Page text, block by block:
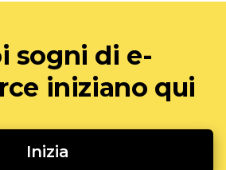
sogni di e-
iniziano qui
Inizia